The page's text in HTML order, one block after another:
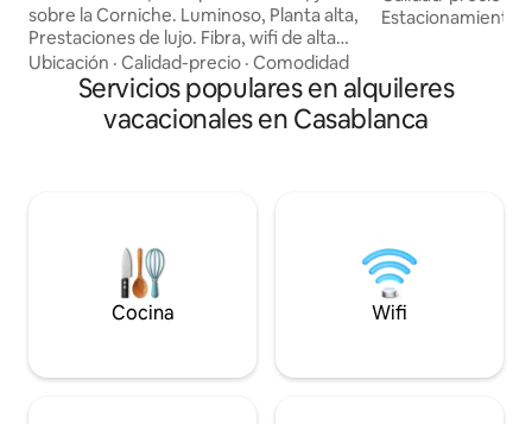
sobre la Corniche. Luminoso, Planta alta,
Prestaciones de lujo. Fibra, wifi de alta
velocidad. Paseo marítimo en la puerta
del apartamento, así como restaurantes,
cafeterías, panaderías y todos los
servicios. Restaurantes, bares de moda a
subterráneo gratuito. Posibilidad de
traslado de pago al aeropuerto
Ubicación · Calidad-precio · Comodidad
necesitas para
dormitorios con
estilo cine en
con vistas a la
Estacionamiento
Servicios populares en alquileres
vacacionales en Casablanca
Cocina Wifi